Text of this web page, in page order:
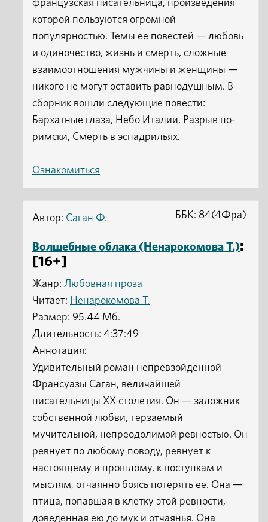
французская писательница, произведения
которой пользуются огромной
популярностью. Темы ее повестей — любовь
и одиночество, жизнь и смерть, сложные
взаимоотношения мужчины и женщины —
никого не могут оставить равнодушным. В
сборник вошли следующие повести:
Бархатные глаза, Небо Италии, Разрыв по-
римски, Смерть в эспадрильях.
Ознакомиться
Автор: Саган Ф.
Волшебные облака (Ненарокомова Т.):
[16+]
Жанр: Любовная проза
Читает: Ненарокомова Т.
ББК: 84(4Фра)
Размер: 95.44 Мб.
Длительность: 4:37:49
Аннотация:
Удивительный роман непревзойденной
Франсуазы Саган, величайшей
писательницы XX столетия. Он — заложник
собственной любви, терзаемый
мучительной, непреодолимой ревностью. Он
ревнует по любому поводу, ревнует к
настоящему и прошлому, к поступкам и
мыслям, отчаянно боясь потерять ее. Она —
птица, попавшая в клетку этой ревности,
доведенная ею до мук и отчаянья. Она